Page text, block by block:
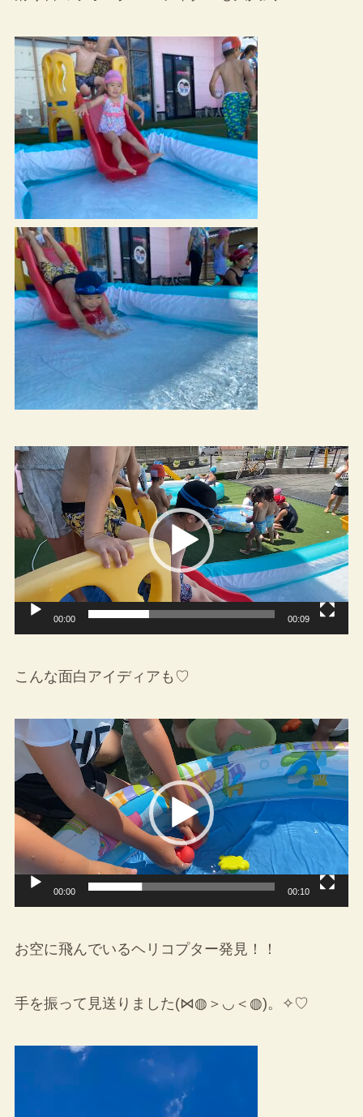
動
画
プ
レ
ヤ
00:00 00:09
こんな面白アイディアも♡
動
プ
レ
ー
ヤ
00:00 00:10
お空に飛んでいるヘリコプター発見！！
手を振って見送りました(⋈◍＞◡＜◍)。✧♡